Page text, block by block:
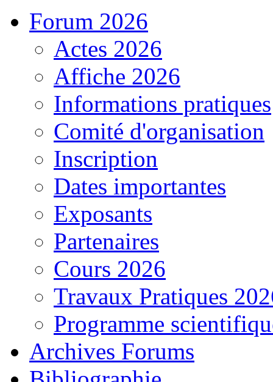
Forum 2026
Actes 2026
Affiche 2026
Informations pratiques
Comité d'organisation
Inscription
Dates importantes
Exposants
Partenaires
Cours 2026
Travaux Pratiques
Programme
Archives Forums